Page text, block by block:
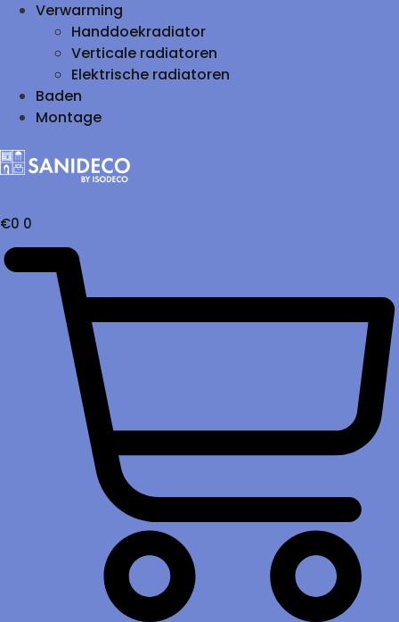
Verwarming
Handdoekradiator
Verticale radiatoren
Elektrische radiatoren
Baden
Montage
€0 0